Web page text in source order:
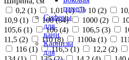
панель
Сифоны
для
ванн
Карнизы
для
0,2 (1) 1,01 (1) 10 (2)
10,9 (1) 100 (64) 1000 (2)
105,6 (1) 106 (4) 106,5 (3)
11,5 (2) 110 (8) 1100а (1)
116 (1) 116,5 (1) 12,2 (2)